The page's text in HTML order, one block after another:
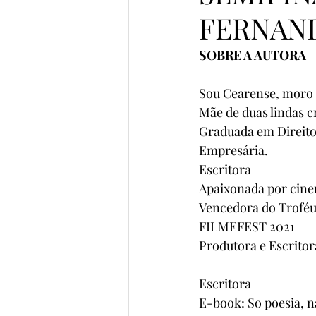
Prata da Casa
Vencedores Pena de Ouro 2023
Semifinalistas MicroConto 2024
Elomar Figueira Mello
SOBRE A AUTORA
Sou Cearense,
Mãe de duas lindas
Graduada em
Empresária.
Escritora
Apaixonada por
Vencedora do
FILMEFEST 2021
Produtora e
Escritora
E-book: So poesia,